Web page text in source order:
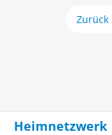
Zurück
Heimnetzwerk